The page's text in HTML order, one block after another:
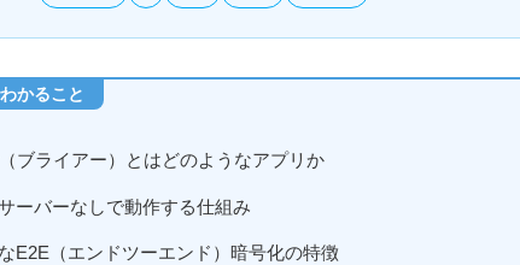
ブライアー）とはどのようなアプリか
ーバーなしで動作する仕組み
E2E（エンドツーエンド）暗号化の特徴